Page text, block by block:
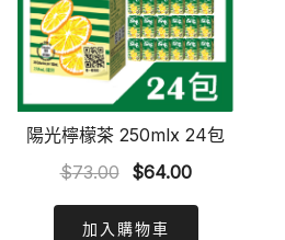
陽光檸檬茶 250mlx 24包
$73.00
Original
was:
$64.00Current
加入購物車